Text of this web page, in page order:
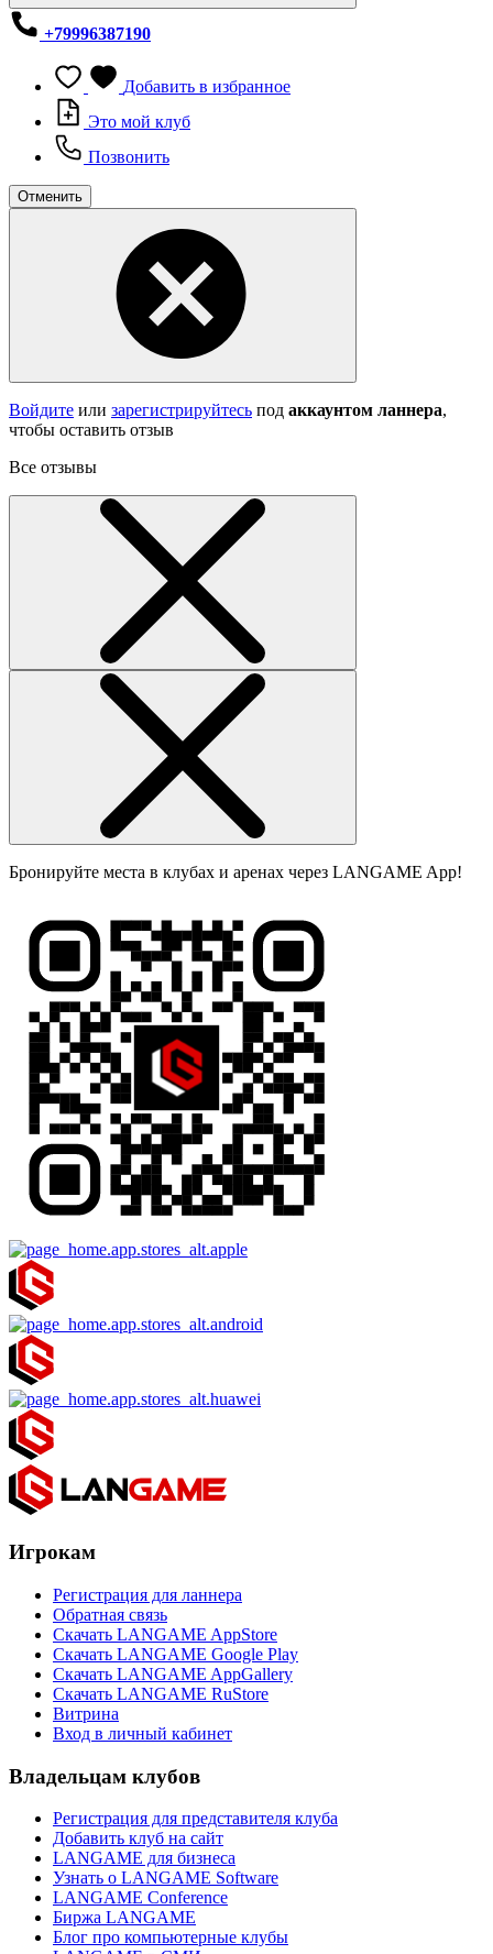
+79996387190
Добавить в избранное
Это мой клуб
Позвонить
Отменить
Войдите или зарегистрируйтесь под аккаунтом ланнера,
чтобы оставить отзыв
Все отзывы
Бронируйте места в клубах и аренах через LANGAME App!
Игрокам
Регистрация для ланнера
Обратная связь
Скачать LANGAME AppStore
Скачать LANGAME Google Play
Скачать LANGAME AppGallery
Скачать LANGAME RuStore
Витрина
Вход в личный кабинет
Владельцам клубов
Регистрация для представителя клуба
Добавить клуб на сайт
LANGAME для бизнеса
Узнать о LANGAME Software
LANGAME Conference
Биржа LANGAME
Блог про компьютерные клубы